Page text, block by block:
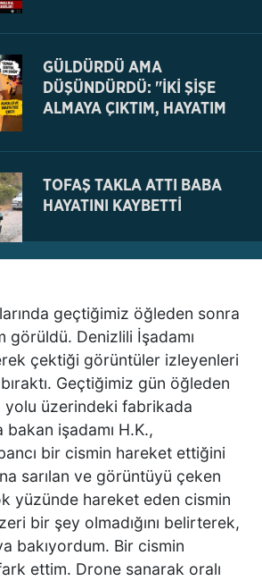
GÜLDÜRDÜ AMA
DÜŞÜNDÜRDÜ: "İKİ ŞİŞE
ALMAYA ÇIKTIM, HAYATIM
TOFAŞ TAKLA ATTI BABA
HAYATINI KAYBETTİ
NE BÖYLE BİR VAHŞİ NE DE
VAHŞET GÖRÜLDÜ
İNSANLIK DIŞI
VİCDANSIZLIK
AZRAİL’E “ELDEN SONRA
GEL” DEDİ! OKEYE DEVAM
ETTİ
DENİZLİ’DEN TATİLE GİDEN
GRUBUN GÖZÜ ÖNÜNDE
geçtiğimiz öğleden sonra
görüldü. Denizlili İşadamı
çektiği görüntüler izleyenleri
Geçtiğimiz gün öğleden
yolu üzerindeki fabrikada
bakan işadamı H.K.,
bir cismin hareket ettiğini
sarılan ve görüntüyü çeken
yüzünde hareket eden cismin
bir şey olmadığını belirterek,
bakıyordum. Bir cismin
ettim. Drone sanarak oralı